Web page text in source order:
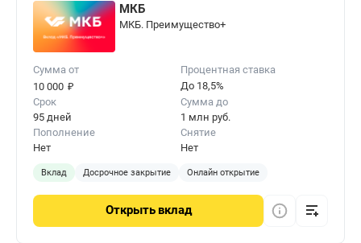
МКБ
МКБ. Преимущество+
Сумма от
10 000 ₽
Процентная ставка
До 18,5%
Срок
95 дней
Сумма до
1 млн руб.
Пополнение
Нет
Снятие
Нет
Вклад Досрочное закрытие Онлайн открытие
Открыть вклад